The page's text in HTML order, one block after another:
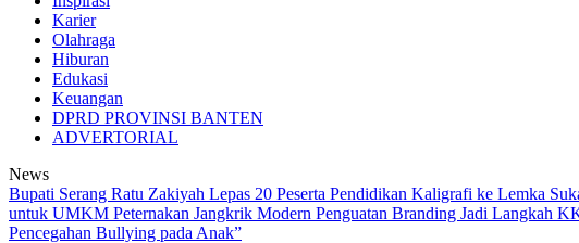
Karier
Olahraga
Hiburan
Edukasi
Keuangan
DPRD PROVINSI BANTEN
ADVERTORIAL
News
Bupati Serang Ratu Zakiyah Lepas 20 Peserta Pendidikan Kaligrafi ke Lemka
untuk UMKM Peternakan Jangkrik Modern Penguatan Branding Jadi Langkah
Pencegahan Bullying pada Anak”